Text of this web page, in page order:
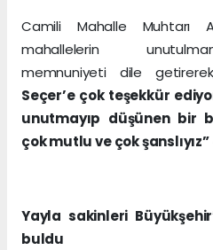
Camili Mahalle Muhtarı
mahallelerin
memnuniyeti dile
Seçer’e çok teşekkür
unutmayıp düşünen bir
çok mutlu ve çok şanslıyız”
Yayla sakinleri
buldu